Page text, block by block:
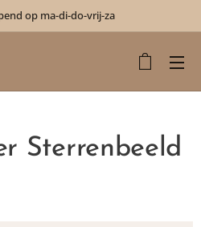
op ma-di-do-vrij-za
Sterrenbeeld